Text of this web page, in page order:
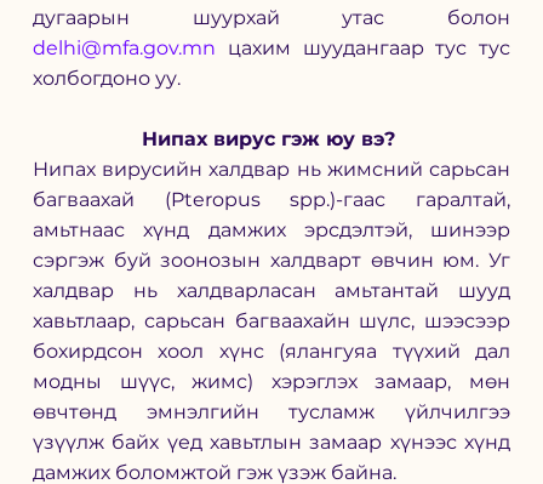
delhi@mfa.gov.mn цахим шуудангаар тус тус
холбогдоно уу.
Нипах вирус гэж юу вэ?
Нипах вирусийн халдвар нь жимсний сарьсан
багваахай (Pteropus spp.)-гаас гаралтай,
амьтнаас хүнд дамжих эрсдэлтэй, шинээр
сэргэж буй зоонозын халдварт өвчин юм. Уг
халдвар нь халдварласан амьтантай шууд
хавьтлаар, сарьсан багваахайн шүлс, шээсээр
бохирдсон хоол хүнс (ялангуяа түүхий дал
модны шүүс, жимс) хэрэглэх замаар, мөн
өвчтөнд эмнэлгийн тусламж үйлчилгээ
үзүүлж байх үед хавьтлын замаар хүнээс хүнд
дамжих боломжтой гэж үзэж байна.